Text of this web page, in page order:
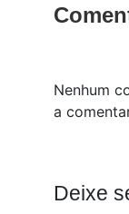
Nenhum
a
Deixe